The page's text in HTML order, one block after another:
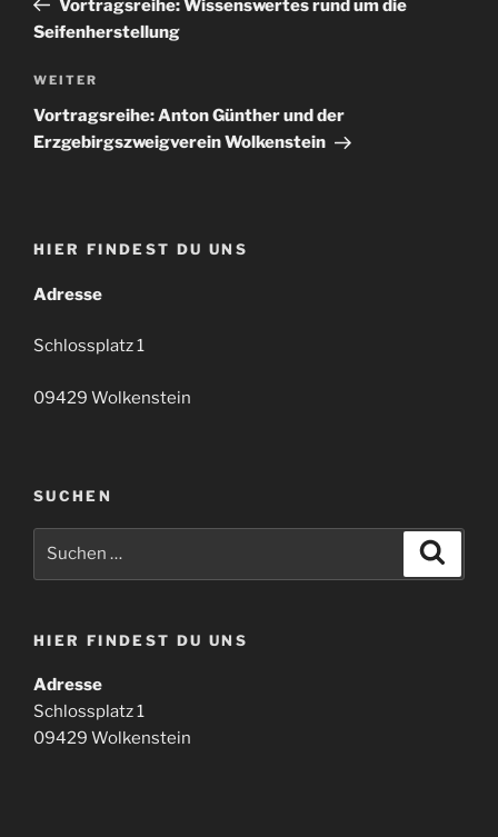
Vortragsreihe: Wissenswertes rund um die
Seifenherstellung
Nächster
Beitrag
WEITER
Vortragsreihe: Anton Günther und der
Erzgebirgszweigverein Wolkenstein
HIER FINDEST DU UNS
Adresse
Schlossplatz 1
09429 Wolkenstein
SUCHEN
HIER FINDEST DU UNS
Adresse
Schlossplatz 1
09429 Wolkenstein